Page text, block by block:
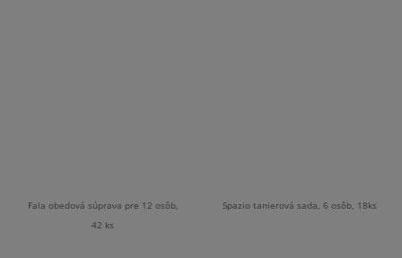
Fala obedová súprava pre 12 osôb,
42 ks
Spazio tanierová sada, 6 osôb, 18ks